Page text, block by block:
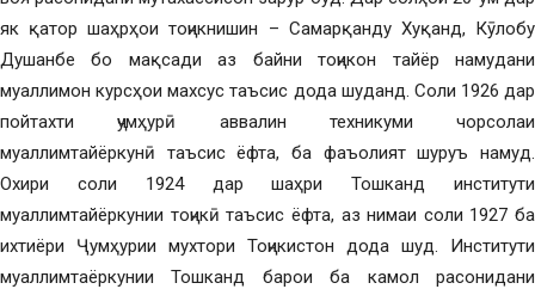
як қатор шаҳрҳои тоҷикнишин – Самарқанду Хуқанд, Кӯлобу
Душанбе бо мақсади аз байни тоҷикон тайёр намудани
муаллимон курсҳои махсус таъсис дода шуданд. Соли 1926 дар
пойтахти ҷумҳурӣ аввалин техникуми чорсолаи
муаллимтайёркунӣ таъсис ёфта, ба фаъолият шуруъ намуд.
Охири соли 1924 дар шаҳри Тошканд институти
муаллимтайёркунии тоҷикӣ таъсис ёфта, аз нимаи соли 1927 ба
ихтиёри Ҷумҳурии мухтори Тоҷикистон дода шуд. Институти
муаллимтаёркунии Тошканд барои ба камол расонидани